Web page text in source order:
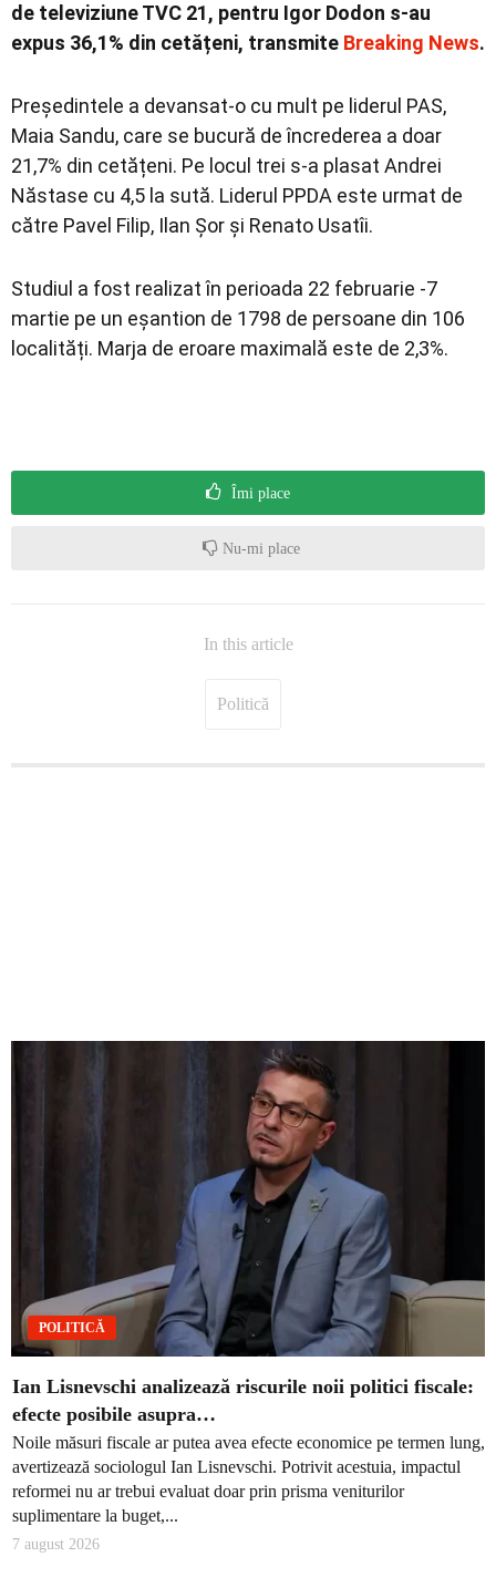
de televiziune TVC 21, pentru Igor Dodon s-au
expus 36,1% din cetățeni, transmite Breaking News.
Președintele a devansat-o cu mult pe liderul PAS,
Maia Sandu, care se bucură de încrederea a doar
21,7% din cetățeni. Pe locul trei s-a plasat Andrei
Năstase cu 4,5 la sută. Liderul PPDA este urmat de
către Pavel Filip, Ilan Șor și Renato Usatîi.
Studiul a fost realizat în perioada 22 februarie -7
martie pe un eșantion de 1798 de persoane din 106
localități. Marja de eroare maximală este de 2,3%.
Îmi place
Nu-mi place
In this article
Politică
POLITICĂ
Ian Lisnevschi analizează riscurile noii politici fiscale:
efecte posibile asupra…
Noile măsuri fiscale ar putea avea efecte economice pe termen lung,
avertizează sociologul Ian Lisnevschi. Potrivit acestuia, impactul
reformei nu ar trebui evaluat doar prin prisma veniturilor
suplimentare la buget,...
7 august 2026